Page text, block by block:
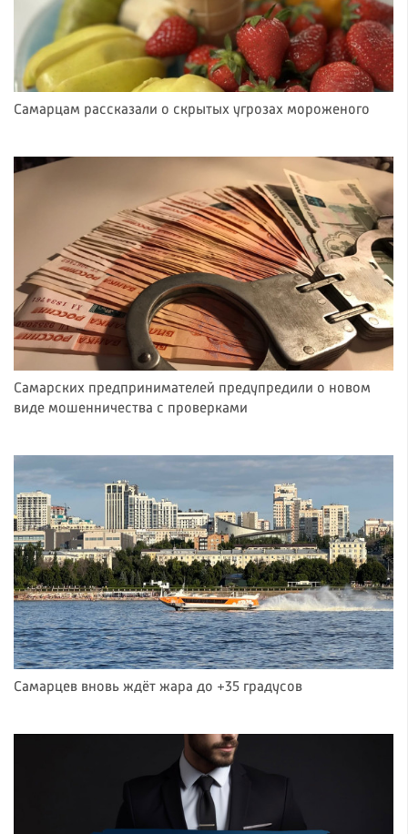
Самарцам рассказали о скрытых угрозах мороженого
Самарских предпринимателей предупредили о новом
виде мошенничества с проверками
Самарцев вновь ждёт жара до +35 градусов